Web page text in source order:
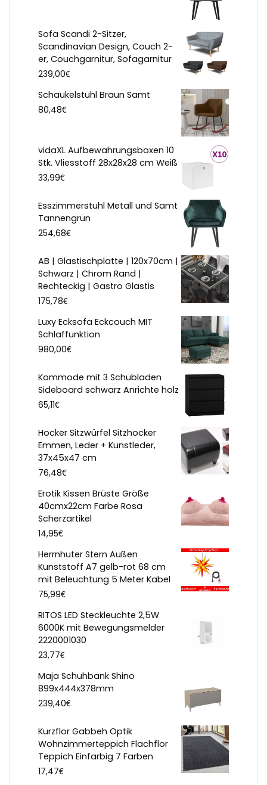
Sofa Scandi 2-Sitzer,
Scandinavian Design, Couch 2-
er, Couchgarnitur, Sofagarnitur
239,00€
Schaukelstuhl Braun Samt
80,48€
vidaXL Aufbewahrungsboxen 10
Stk. Vliesstoff 28x28x28 cm Weiß
33,99€
Esszimmerstuhl Metall und Samt
Tannengrün
254,68€
AB | Glastischplatte | 120x70cm |
Schwarz | Chrom Rand |
Rechteckig | Gastro Glastis
175,78€
Luxy Ecksofa Eckcouch MIT
Schlaffunktion
980,00€
Kommode mit 3 Schubladen
Sideboard schwarz Anrichte holz
65,11€
Hocker Sitzwürfel Sitzhocker
Emmen, Leder + Kunstleder,
37x45x47 cm
76,48€
Erotik Kissen Brüste Größe
40cmx22cm Farbe Rosa
Scherzartikel
14,95€
Herrnhuter Stern Außen
Kunststoff A7 gelb-rot 68 cm
mit Beleuchtung 5 Meter Kabel
75,99€
RITOS LED Steckleuchte 2,5W
6000K mit Bewegungsmelder
2220001030
23,77€
Maja Schuhbank Shino
899x444x378mm
239,40€
Kurzflor Gabbeh Optik
Wohnzimmerteppich Flachflor
Teppich Einfarbig 7 Farben
17,47€